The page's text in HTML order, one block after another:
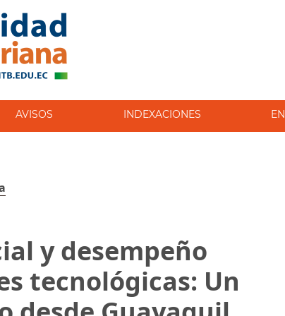
AVISOS INDEXACIONES
y desempeño
tecnológicas: Un